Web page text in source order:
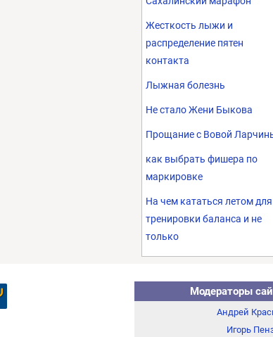
Жесткость лыжи и
распределение пятен
контакта
Лыжная болезнь
Не стало Жени Быкова
Прощание с Вовой
как выбрать фишера по
маркировке
На чем кататься летом для
тренировки баланса и не
только
Модераторы
Андрей
Игорь